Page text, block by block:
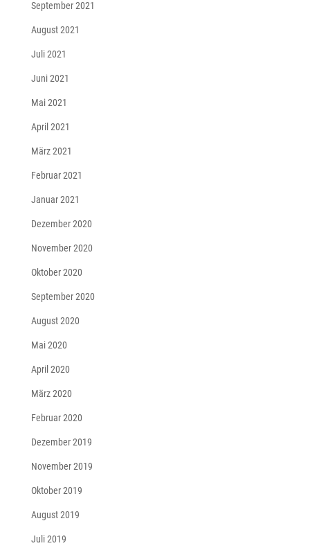
September 2021
August 2021
Juli 2021
Juni 2021
Mai 2021
April 2021
März 2021
Februar 2021
Januar 2021
Dezember 2020
November 2020
Oktober 2020
September 2020
August 2020
Mai 2020
April 2020
März 2020
Februar 2020
Dezember 2019
November 2019
Oktober 2019
August 2019
Juli 2019